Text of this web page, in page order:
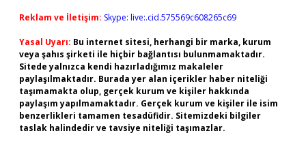
Reklam ve İletişim: Skype: live:.cid.575569c608265c69
Yasal Uyarı: Bu internet sitesi, herhangi bir marka, kurum
veya şahıs şirketi ile hiçbir bağlantısı bulunmamaktadır.
Sitede yalnızca kendi hazırladığımız makaleler
paylaşılmaktadır. Burada yer alan içerikler haber niteliği
taşımamakta olup, gerçek kurum ve kişiler hakkında
paylaşım yapılmamaktadır. Gerçek kurum ve kişiler ile isim
benzerlikleri tamamen tesadüfidir. Sitemizdeki bilgiler
taslak halindedir ve tavsiye niteliği taşımazlar.